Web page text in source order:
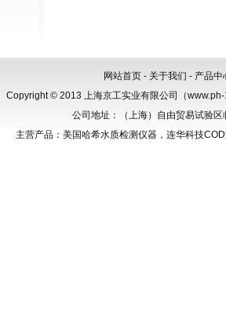
网站首页 - 关于我们 - 产品中
Copyright © 2013 上海京工实业有限公司（
公司地址：（上海）自由贸易试验
主营产品：美国哈希水质检测仪器，连华科技